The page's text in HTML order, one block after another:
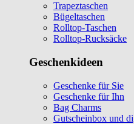
Trapeztaschen
Bügeltaschen
Rolltop-Taschen
Rolltop-Rucksäcke
Geschenkideen
Geschenke für Sie
Geschenke für Ihn
Bag Charms
Gutscheinbox und